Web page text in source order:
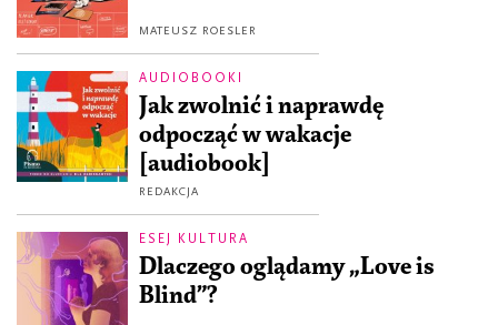
MATEUSZ ROESLER
AUDIOBOOKI
Jak zwolnić i naprawdę
odpocząć w wakacje
[audiobook]
REDAKCJA
ESEJ KULTURA
Dlaczego oglądamy „Love is
Blind”?